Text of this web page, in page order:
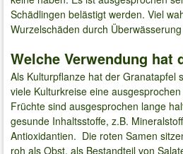
Schädlingen belästigt werden. Viel
Wurzelschäden durch
Welche Verwendung hat
Als Kulturpflanze hat der Granatapfel
viele Kulturkreise eine
Früchte sind ausgesprochen lange
gesunde Inhaltsstoffe, z.B.
Antioxidantien. Die roten Samen
roh als Obst, als Bestandteil von